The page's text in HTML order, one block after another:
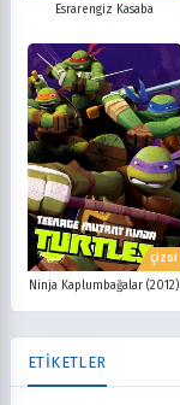
Esrarengiz Kasaba
ÇİZGİ
Ninja Kaplumbağalar (2012)
ETİKETLER